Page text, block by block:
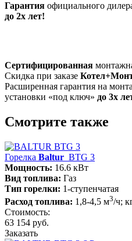
Гарантия официального
до 2х лет!
Сертифицированная
Скидка при заказе
Расширенная гарантия на
установки «под ключ» до 3х
Смотрите также
Горелка Baltur BTG 3
Мощность: 16.6 кВт
Вид топлива: Газ
Тип горелки: 1-ступенчатая
Расход топлива: 1,8-4,5 м3/ч;
Стоимость:
63 154 руб.
Заказать